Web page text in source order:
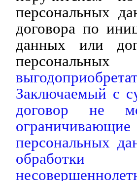
персональных
договора по
данных или
Заключаемый с
договор не
персональных
обработки